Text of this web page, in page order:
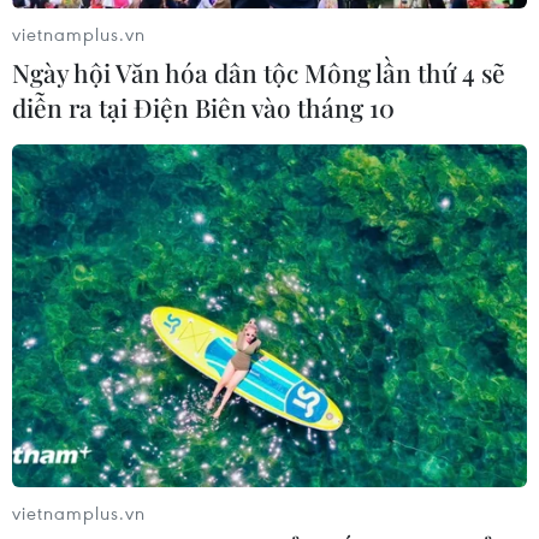
Quảng Trị có mưa to do ảnh hưởng bão số
8, việc cứu trợ gặp khó khăn
25/10/2020 08:05
Sáng 25/10, do ảnh hưởng của bão số 8, ở hai xã
Hướng Lập và Hướng Việt, huyện Hướng Hóa, tỉnh
Quảng Trị, đã có mưa to khiến công tác cứu trợ gặp
nhiều khó khăn.
vietnamplus.vn
Ngày hội Văn hóa dân tộc Mông lần thứ 4 sẽ
diễn ra tại Điện Biên vào tháng 10
vietnamplus.vn